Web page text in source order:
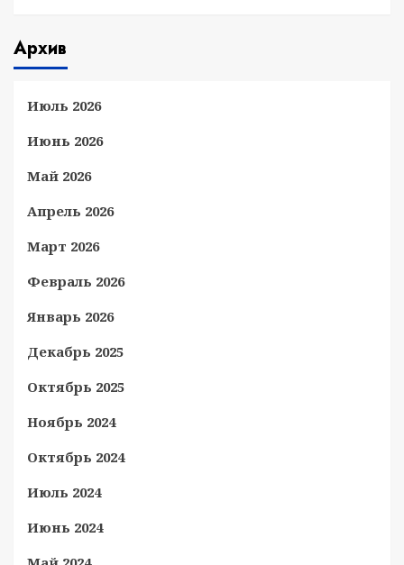
Архив
Июль 2026
Июнь 2026
Май 2026
Апрель 2026
Март 2026
Февраль 2026
Январь 2026
Декабрь 2025
Октябрь 2025
Ноябрь 2024
Октябрь 2024
Июль 2024
Июнь 2024